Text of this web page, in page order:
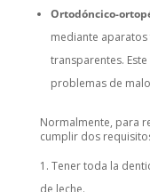
Ortodóncico-
mediante
transparentes.
problemas de
Normalmente, para
cumplir dos
Tener toda la